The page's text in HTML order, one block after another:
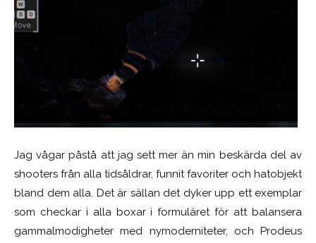
Jag vågar påstå att jag sett mer än min beskärda del av
shooters från alla tidsåldrar, funnit favoriter och hatobjekt
bland dem alla. Det är sällan det dyker upp ett exemplar
som checkar i alla boxar i formuläret för att balansera
gammalmodigheter med nymoderniteter, och Prodeus